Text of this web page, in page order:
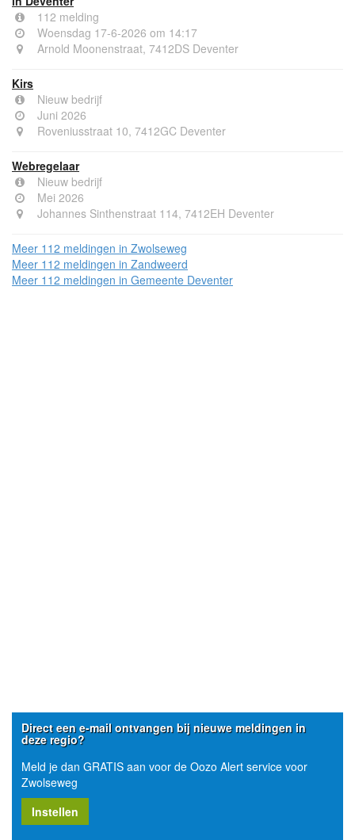
112 melding
Woensdag 17-6-2026 om 14:17
Arnold Moonenstraat, 7412DS Deventer
Kirs
Nieuw bedrijf
Juni 2026
Roveniusstraat 10, 7412GC Deventer
Webregelaar
Nieuw bedrijf
Mei 2026
Johannes Sinthenstraat 114, 7412EH Deventer
Meer 112 meldingen in Zwolseweg
Meer 112 meldingen in Zandweerd
Meer 112 meldingen in Gemeente Deventer
Direct een e-mail ontvangen bij nieuwe meldingen in
deze regio?
Meld je dan GRATIS aan voor de Oozo Alert service voor
Zwolseweg
Instellen